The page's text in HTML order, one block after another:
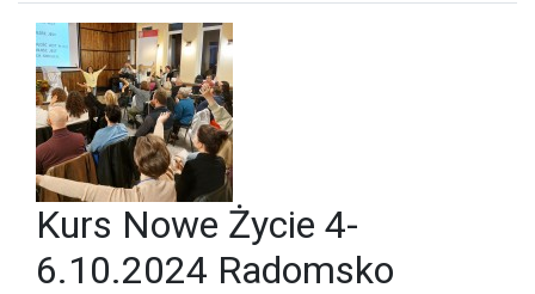
Kurs Nowe Życie 4-
6.10.2024 Radomsko